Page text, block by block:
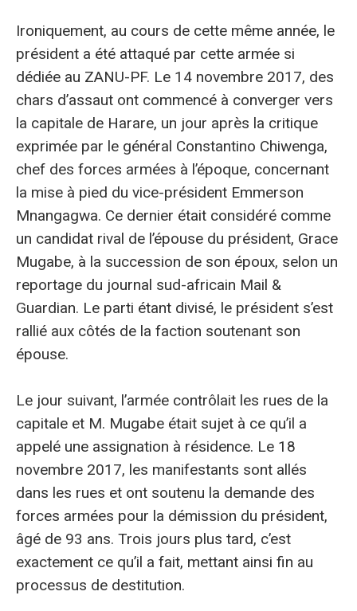
Ironiquement, au cours de cette même année, le
président a été attaqué par cette armée si
dédiée au ZANU-PF. Le 14 novembre 2017, des
chars d’assaut ont commencé à converger vers
la capitale de Harare, un jour après la critique
exprimée par le général Constantino Chiwenga,
chef des forces armées à l’époque, concernant
la mise à pied du vice-président Emmerson
Mnangagwa. Ce dernier était considéré comme
un candidat rival de l’épouse du président, Grace
Mugabe, à la succession de son époux, selon un
reportage du journal sud-africain Mail &
Guardian. Le parti étant divisé, le président s’est
rallié aux côtés de la faction soutenant son
épouse.
Le jour suivant, l’armée contrôlait les rues de la
capitale et M. Mugabe était sujet à ce qu’il a
appelé une assignation à résidence. Le 18
novembre 2017, les manifestants sont allés
dans les rues et ont soutenu la demande des
forces armées pour la démission du président,
âgé de 93 ans. Trois jours plus tard, c’est
exactement ce qu’il a fait, mettant ainsi fin au
processus de destitution.